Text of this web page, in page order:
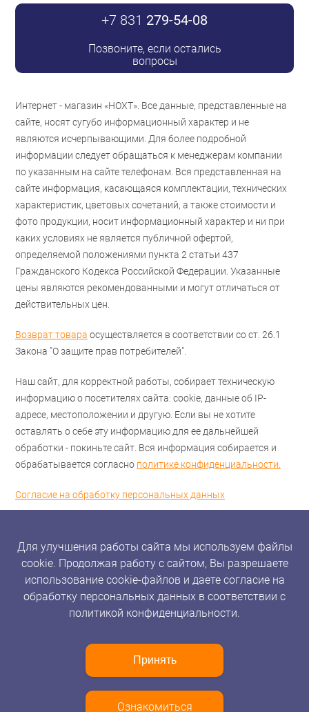
+7 831 279-54-08
Позвоните, если остались
вопросы
Интернет - магазин «НОХТ». Все данные, представленные на
сайте, носят сугубо информационный характер и не
являются исчерпывающими. Для более подробной
информации следует обращаться к менеджерам компании
по указанным на сайте телефонам. Вся представленная на
сайте информация, касающаяся комплектации, технических
характеристик, цветовых сочетаний, а также стоимости и
фото продукции, носит информационный характер и ни при
каких условиях не является публичной офертой,
определяемой положениями пункта 2 статьи 437
Гражданского Кодекса Российской Федерации. Указанные
цены являются рекомендованными и могут отличаться от
действительных цен.
Возврат товара осуществляется в соответствии со ст. 26.1
Закона "О защите прав потребителей".
Наш сайт, для корректной работы, собирает техническую
информацию о посетителях сайта: cookie, данные об IP-
адресе, местоположении и другую. Если вы не хотите
оставлять о себе эту информацию для ее дальнейшей
обработки - покиньте сайт. Вся информация собирается и
обрабатывается согласно политике конфиденциальности.
Согласие на обработку персональных данных
Для улучшения работы сайта мы используем файлы
cookie. Продолжая работу с сайтом, Вы разрешаете
использование cookie-файлов и даете согласие на
обработку персональных данных в соответствии с
политикой конфиденциальности.
Принять
Ознакомиться